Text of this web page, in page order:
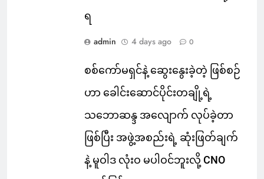
ရ
admin 4 days ago 0
စစ်ကော်မရှင်နဲ့ ဆွေးနွေးခဲ့တဲ့ ဖြစ်စဉ်
ဟာ ခေါင်းဆောင်ပိုင်းတချို့ရဲ့
သဘောဆန္ဒ အလျောက် လုပ်ခဲ့တာ
ဖြစ်ပြီး အဖွဲ့အစည်းရဲ့ ဆုံးဖြတ်ချက်
နဲ့ မူဝါဒ လုံးဝ မပါဝင်ဘူးလို့ CNO